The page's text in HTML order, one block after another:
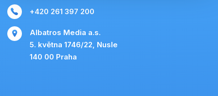
+420 261 397 200
Albatros Media a.s.
5. května 1746/22, Nusle
140 00 Praha